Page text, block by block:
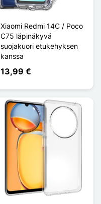
Xiaomi Redmi 14C / Poco
C75 läpinäkyvä
suojakuori etukehyksen
kanssa
13,99 €